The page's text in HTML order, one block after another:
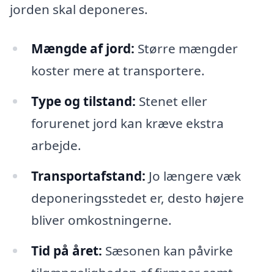
jorden skal deponeres.
Mængde af jord: Større mængder
koster mere at transportere.
Type og tilstand: Stenet eller
forurenet jord kan kræve ekstra
arbejde.
Transportafstand: Jo længere væk
deponeringsstedet er, desto højere
bliver omkostningerne.
Tid på året: Sæsonen kan påvirke